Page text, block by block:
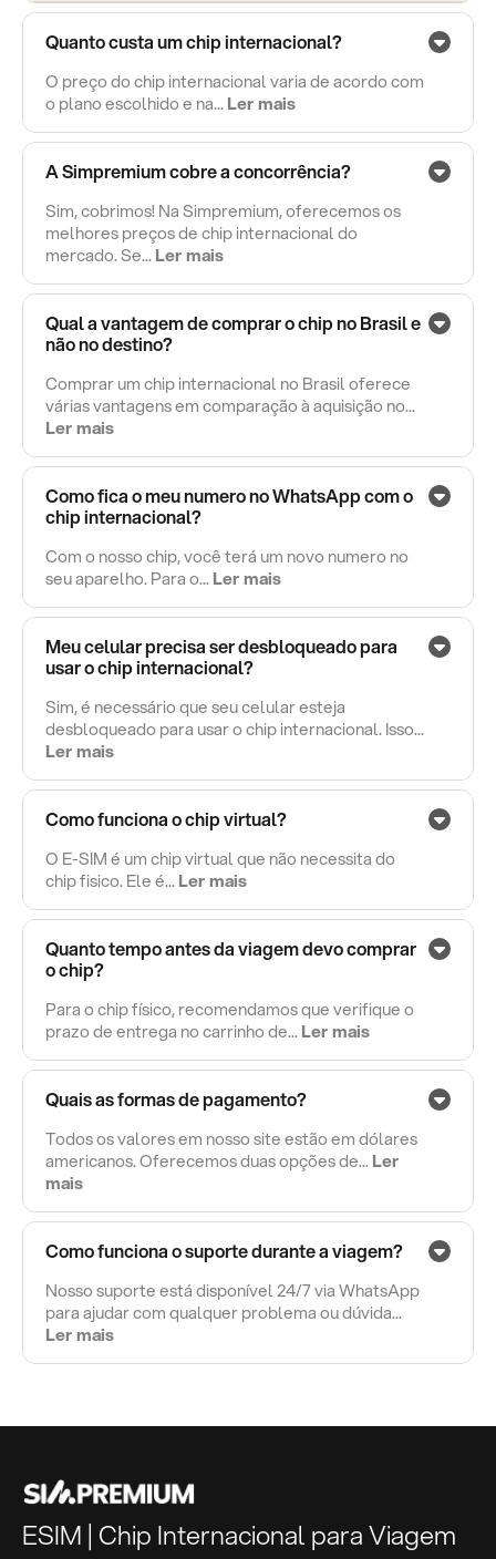
Quanto custa um chip internacional?
O preço do chip internacional varia de acordo com
o plano escolhido e na...Ler mais
A Simpremium cobre a concorrência?
Sim, cobrimos! Na Simpremium, oferecemos os
melhores preços de chip internacional do
mercado. Se...Ler mais
Qual a vantagem de comprar o chip no Brasil e
não no destino?
Comprar um chip internacional no Brasil oferece
várias vantagens em comparação à aquisição no...
Ler mais
Como fica o meu numero no WhatsApp com o
chip internacional?
Com o nosso chip, você terá um novo numero no
seu aparelho. Para o...Ler mais
Meu celular precisa ser desbloqueado para
usar o chip internacional?
Sim, é necessário que seu celular esteja
desbloqueado para usar o chip internacional. Isso...
Ler mais
Como funciona o chip virtual?
O E-SIM é um chip virtual que não necessita do
chip fisico. Ele é...Ler mais
Quanto tempo antes da viagem devo comprar
o chip?
Para o chip físico, recomendamos que verifique o
prazo de entrega no carrinho de...Ler mais
Quais as formas de pagamento?
Todos os valores em nosso site estão em dólares
americanos. Oferecemos duas opções de...Ler
mais
Como funciona o suporte durante a viagem?
Nosso suporte está disponível 24/7 via WhatsApp
para ajudar com qualquer problema ou dúvida...
Ler mais
ESIM | Chip Internacional para Viagem